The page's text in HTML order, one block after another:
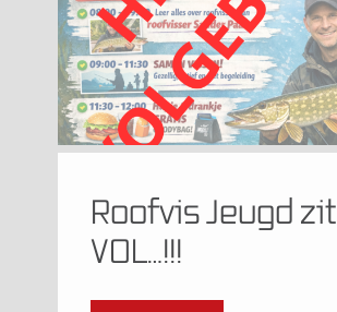
Roofvis Jeugd zit
VOL…!!!